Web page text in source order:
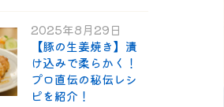
2025年8月29日
【豚の生姜焼き】漬
け込みで柔らかく！
プロ直伝の秘伝レシ
ピを紹介！